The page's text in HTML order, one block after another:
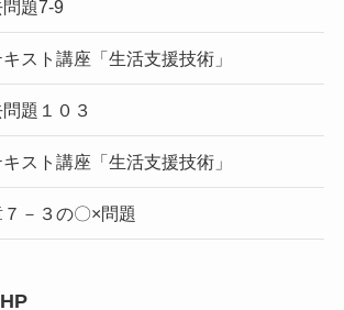
題7-9
スト講座「生活支援技術」
題１０３
スト講座「生活支援技術」
－３の〇×問題